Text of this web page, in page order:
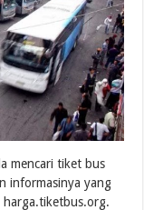
mencari tiket bus
informasinya yang
harga.tiketbus.org.